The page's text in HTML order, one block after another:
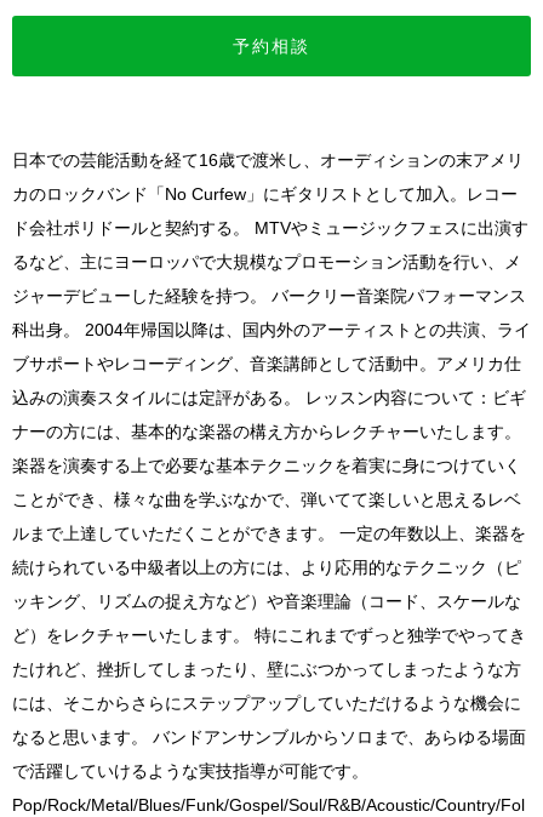
予約相談
日本での芸能活動を経て16歳で渡米し、オーディションの末アメリ
カのロックバンド「No Curfew」にギタリストとして加入。レコー
ド会社ポリドールと契約する。 MTVやミュージックフェスに出演す
るなど、主にヨーロッパで大規模なプロモーション活動を行い、メ
ジャーデビューした経験を持つ。 バークリー音楽院パフォーマンス
科出身。 2004年帰国以降は、国内外のアーティストとの共演、ライ
ブサポートやレコーディング、音楽講師として活動中。アメリカ仕
込みの演奏スタイルには定評がある。 レッスン内容について：ビギ
ナーの方には、基本的な楽器の構え方からレクチャーいたします。
楽器を演奏する上で必要な基本テクニックを着実に身につけていく
ことができ、様々な曲を学ぶなかで、弾いてて楽しいと思えるレベ
ルまで上達していただくことができます。 一定の年数以上、楽器を
続けられている中級者以上の方には、より応用的なテクニック（ピ
ッキング、リズムの捉え方など）や音楽理論（コード、スケールな
ど）をレクチャーいたします。 特にこれまでずっと独学でやってき
たけれど、挫折してしまったり、壁にぶつかってしまったような方
には、そこからさらにステップアップしていただけるような機会に
なると思います。 バンドアンサンブルからソロまで、あらゆる場面
で活躍していけるような実技指導が可能です。
Pop/Rock/Metal/Blues/Funk/Gospel/Soul/R&B/Acoustic/Country/Fol